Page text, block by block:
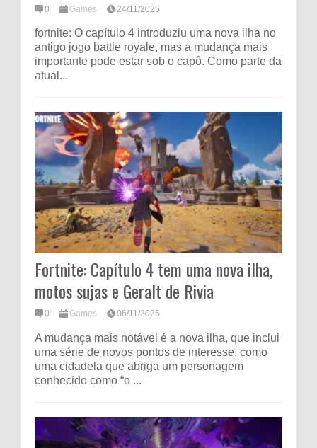
0 Games 24/11/2025
fortnite: O capítulo 4 introduziu uma nova ilha no
antigo jogo battle royale, mas a mudança mais
importante pode estar sob o capô. Como parte da
atual...
Fortnite: Capítulo 4 tem uma nova ilha,
motos sujas e Geralt de Rivia
0 Games 06/11/2025
A mudança mais notável é a nova ilha, que inclui
uma série de novos pontos de interesse, como
uma cidadela que abriga um personagem
conhecido como “o ...